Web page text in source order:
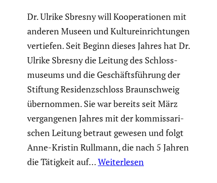
Dr. Ulrike Sbresny will Koope­ra­tionen mit
anderen Museen und Kultur­ein­rich­tungen
vertiefen. Seit Beginn dieses Jahres hat Dr.
Ulrike Sbresny die Leitung des Schloss­
mu­seums und die Geschäfts­füh­rung der
Stiftung Residenz­schloss Braun­schweig
übernommen. Sie war bereits seit März
vergan­genen Jahres mit der kommis­sa­ri­
schen Leitung betraut gewesen und folgt
Anne-Kristin Rullmann, die nach 5 Jahren
die Tätigkeit auf…Weiterlesen